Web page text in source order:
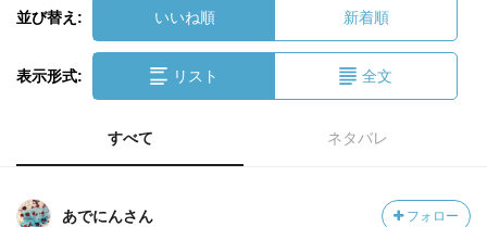
並び替え: いいね順 新着順
表示形式: リスト 全文
すべて ネタバレ
あでにんさん フォロー